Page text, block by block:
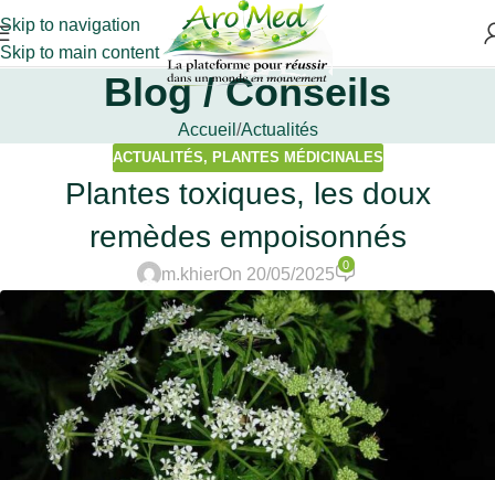
Skip to navigation
Skip to main content
Blog / Conseils
Accueil Actualités
ACTUALITÉS, PLANTES MÉDICINALES
Plantes toxiques, les doux
remèdes empoisonnés
m.khierOn 20/05/2025
0